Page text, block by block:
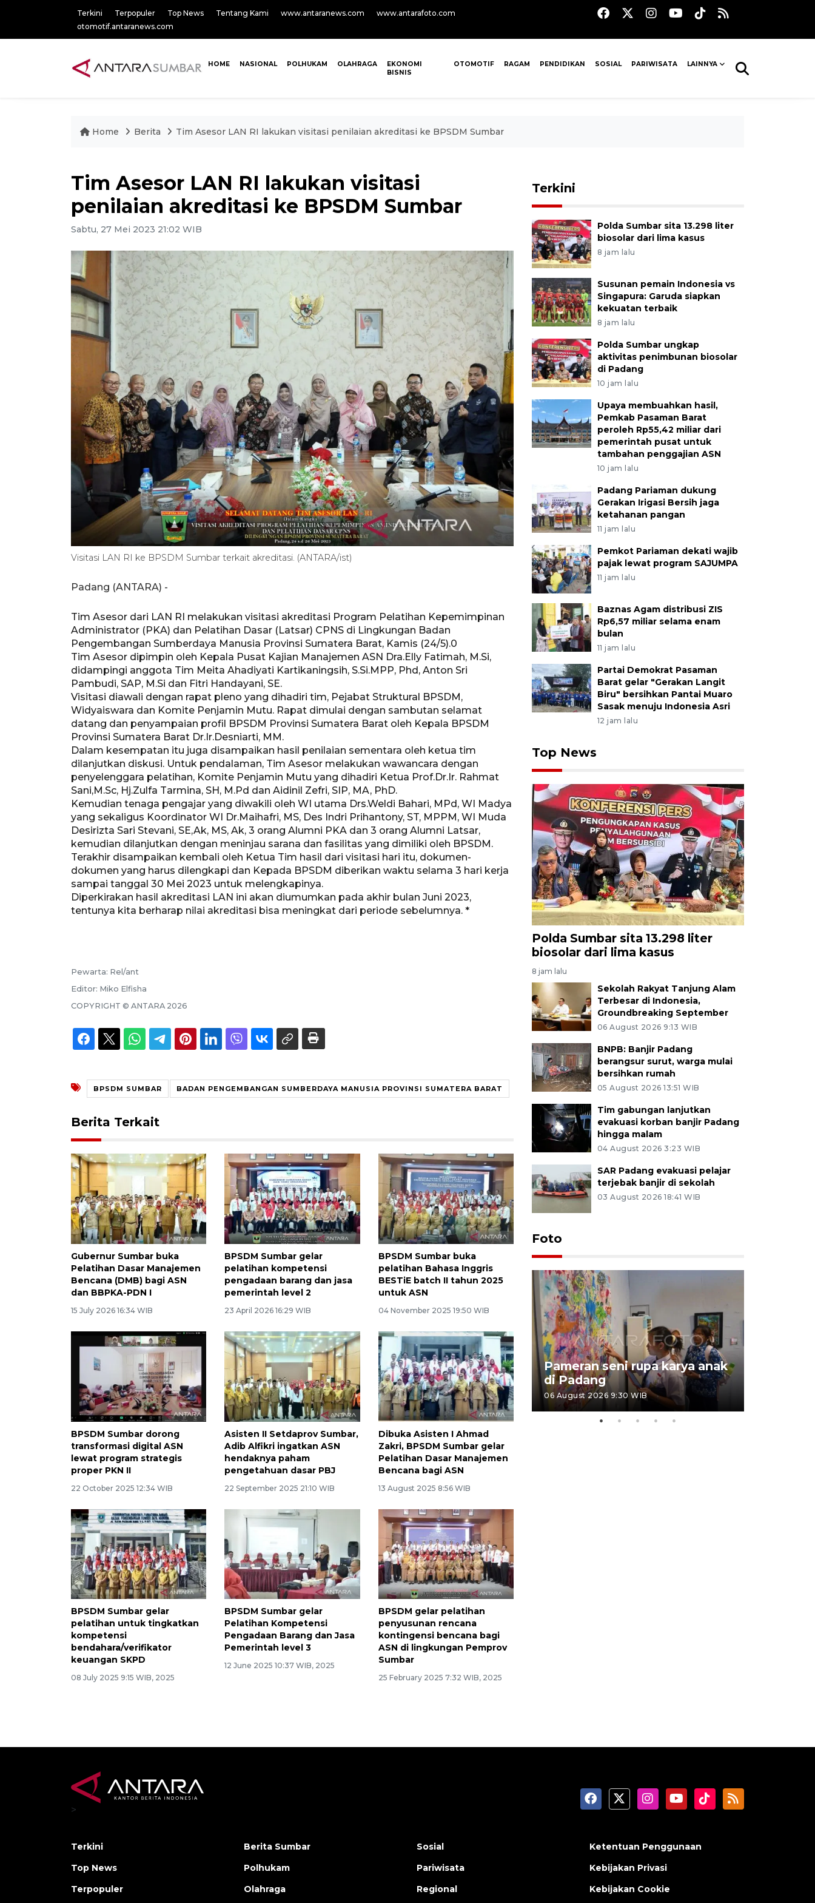
Terkini Terpopuler Top News Tentang Kami www.antaranews.com
www.antarafoto.com
otomotif.antaranews.com
HOME NASIONAL POLHUKAM OLAHRAGA
EKONOMI
BISNIS
OTOMOTIF RAGAM PENDIDIKAN SOSIAL PARIWISATA LAINNYA
Home Berita Tim Asesor LAN RI lakukan visitasi penilaian akreditasi ke BPSDM Sumbar
Tim Asesor LAN RI lakukan visitasi
penilaian akreditasi ke BPSDM Sumbar
Sabtu, 27 Mei 2023 21:02 WIB
Visitasi LAN RI ke BPSDM Sumbar terkait akreditasi. (ANTARA/ist)
Padang (ANTARA) -
Tim Asesor dari LAN RI melakukan visitasi akreditasi Program Pelatihan Kepemimpinan
Administrator (PKA) dan Pelatihan Dasar (Latsar) CPNS di Lingkungan Badan
Pengembangan Sumberdaya Manusia Provinsi Sumatera Barat, Kamis (24/5).0
Tim Asesor dipimpin oleh Kepala Pusat Kajian Manajemen ASN Dra.Elly Fatimah, M.Si,
didampingi anggota Tim Meita Ahadiyati Kartikaningsih, S.Si.MPP, Phd, Anton Sri
Pambudi, SAP, M.Si dan Fitri Handayani, SE.
Visitasi diawali dengan rapat pleno yang dihadiri tim, Pejabat Struktural BPSDM,
Widyaiswara dan Komite Penjamin Mutu. Rapat dimulai dengan sambutan selamat
datang dan penyampaian profil BPSDM Provinsi Sumatera Barat oleh Kepala BPSDM
Provinsi Sumatera Barat Dr.Ir.Desniarti, MM.
Dalam kesempatan itu juga disampaikan hasil penilaian sementara oleh ketua tim
dilanjutkan diskusi. Untuk pendalaman, Tim Asesor melakukan wawancara dengan
penyelenggara pelatihan, Komite Penjamin Mutu yang dihadiri Ketua Prof.Dr.Ir. Rahmat
Sani,M.Sc, Hj.Zulfa Tarmina, SH, M.Pd dan Aidinil Zefri, SIP, MA, PhD.
Kemudian tenaga pengajar yang diwakili oleh WI utama Drs.Weldi Bahari, MPd, WI Madya
yang sekaligus Koordinator WI Dr.Maihafri, MS, Des Indri Prihantony, ST, MPPM, WI Muda
Desirizta Sari Stevani, SE,Ak, MS, Ak, 3 orang Alumni PKA dan 3 orang Alumni Latsar,
kemudian dilanjutkan dengan meninjau sarana dan fasilitas yang dimiliki oleh BPSDM.
Terakhir disampaikan kembali oleh Ketua Tim hasil dari visitasi hari itu, dokumen-
dokumen yang harus dilengkapi dan Kepada BPSDM diberikan waktu selama 3 hari kerja
sampai tanggal 30 Mei 2023 untuk melengkapinya.
Diperkirakan hasil akreditasi LAN ini akan diumumkan pada akhir bulan Juni 2023,
tentunya kita berharap nilai akreditasi bisa meningkat dari periode sebelumnya. *
Pewarta: Rel/ant
Editor: Miko Elfisha
COPYRIGHT © ANTARA 2026
BPSDM SUMBAR BADAN PENGEMBANGAN SUMBERDAYA MANUSIA PROVINSI SUMATERA BARAT
Berita Terkait
Gubernur Sumbar buka
Pelatihan Dasar Manajemen
Bencana (DMB) bagi ASN
dan BBPKA-PDN I
15 July 2026 16:34 WIB
BPSDM Sumbar gelar
pelatihan kompetensi
pengadaan barang dan jasa
pemerintah level 2
23 April 2026 16:29 WIB
BPSDM Sumbar buka
pelatihan Bahasa Inggris
BESTiE batch II tahun 2025
untuk ASN
04 November 2025 19:50 WIB
BPSDM Sumbar dorong
transformasi digital ASN
lewat program strategis
proper PKN II
22 October 2025 12:34 WIB
Asisten II Setdaprov Sumbar,
Adib Alfikri ingatkan ASN
hendaknya paham
pengetahuan dasar PBJ
22 September 2025 21:10 WIB
Dibuka Asisten I Ahmad
Zakri, BPSDM Sumbar gelar
Pelatihan Dasar Manajemen
Bencana bagi ASN
13 August 2025 8:56 WIB
BPSDM Sumbar gelar
pelatihan untuk tingkatkan
kompetensi
bendahara/verifikator
keuangan SKPD
08 July 2025 9:15 WIB, 2025
BPSDM Sumbar gelar
Pelatihan Kompetensi
Pengadaan Barang dan Jasa
Pemerintah level 3
12 June 2025 10:37 WIB, 2025
BPSDM gelar pelatihan
penyusunan rencana
kontingensi bencana bagi
ASN di lingkungan Pemprov
Sumbar
25 February 2025 7:32 WIB, 2025
Terkini
Polda Sumbar sita 13.298 liter
biosolar dari lima kasus
8 jam lalu
Susunan pemain Indonesia vs
Singapura: Garuda siapkan
kekuatan terbaik
8 jam lalu
Polda Sumbar ungkap
aktivitas penimbunan biosolar
di Padang
10 jam lalu
Upaya membuahkan hasil,
Pemkab Pasaman Barat
peroleh Rp55,42 miliar dari
pemerintah pusat untuk
tambahan penggajian ASN
10 jam lalu
Padang Pariaman dukung
Gerakan Irigasi Bersih jaga
ketahanan pangan
11 jam lalu
Pemkot Pariaman dekati wajib
pajak lewat program SAJUMPA
11 jam lalu
Baznas Agam distribusi ZIS
Rp6,57 miliar selama enam
bulan
11 jam lalu
Partai Demokrat Pasaman
Barat gelar "Gerakan Langit
Biru" bersihkan Pantai Muaro
Sasak menuju Indonesia Asri
12 jam lalu
Top News
Polda Sumbar sita 13.298 liter
biosolar dari lima kasus
8 jam lalu
Sekolah Rakyat Tanjung Alam
Terbesar di Indonesia,
Groundbreaking September
06 August 2026 9:13 WIB
BNPB: Banjir Padang
berangsur surut, warga mulai
bersihkan rumah
05 August 2026 13:51 WIB
Tim gabungan lanjutkan
evakuasi korban banjir Padang
hingga malam
04 August 2026 3:23 WIB
SAR Padang evakuasi pelajar
terjebak banjir di sekolah
03 August 2026 18:41 WIB
Foto
Penyelesaian pembentukan
Kopdes Merah Putih di
Sumbar
05 August 2026 10:33 WIB
Pameran seni rupa karya anak
di Padang
06 August 2026 9:30 WIB
>
Terkini
Top News
Terpopuler
Berita Sumbar
Polhukam
Olahraga
Sosial
Pariwisata
Regional
Ketentuan Penggunaan
Kebijakan Privasi
Kebijakan Cookie